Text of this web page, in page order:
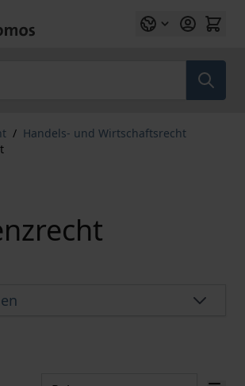
/ Handels- und Wirtschaftsrecht